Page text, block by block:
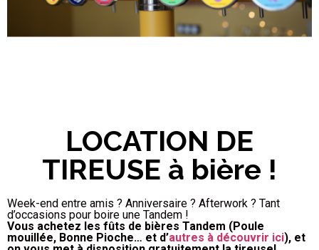
LOCATION DE
TIREUSE à bière !
Week-end entre amis ? Anniversaire ? Afterwork ? Tant
d’occasions pour boire une Tandem !
Vous achetez les fûts de bières Tandem (Poule
mouillée, Bonne Pioche… et d’autres à découvrir ici), et